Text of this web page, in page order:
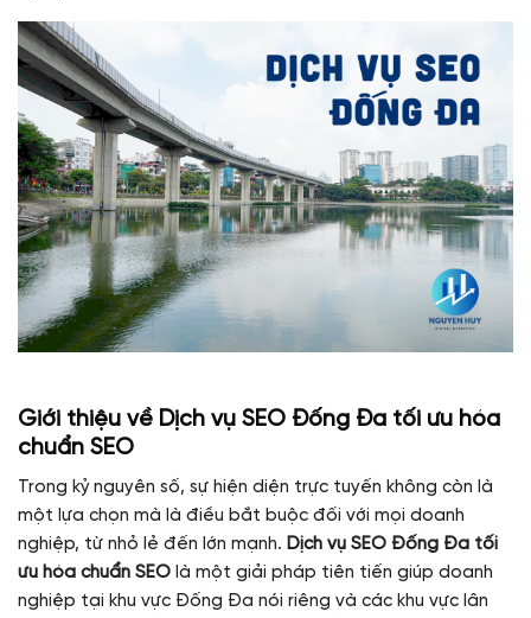
Giới thiệu về Dịch vụ SEO Đống Đa tối ưu hóa
chuẩn SEO
Trong kỷ nguyên số, sự hiện diện trực tuyến không còn là
một lựa chọn mà là điều bắt buộc đối với mọi doanh
nghiệp, từ nhỏ lẻ đến lớn mạnh. Dịch vụ SEO Đống Đa tối
ưu hóa chuẩn SEO là một giải pháp tiên tiến giúp doanh
nghiệp tại khu vực Đống Đa nói riêng và các khu vực lân